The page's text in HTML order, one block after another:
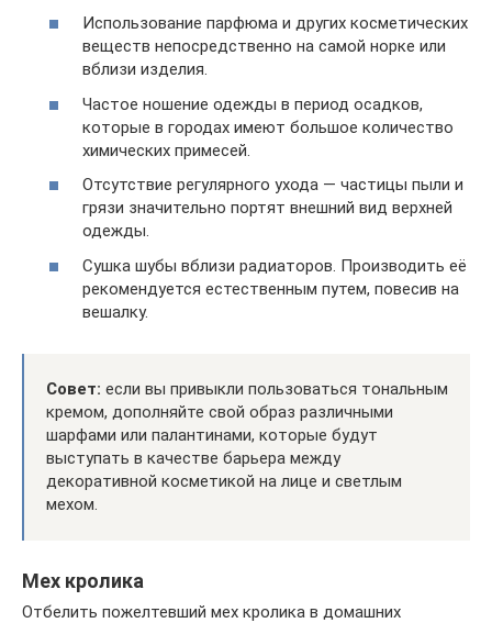
Использование парфюма и других косметических
веществ непосредственно на самой норке или
вблизи изделия.
Частое ношение одежды в период осадков,
которые в городах имеют большое количество
химических примесей.
Отсутствие регулярного ухода — частицы пыли и
грязи значительно портят внешний вид верхней
одежды.
Сушка шубы вблизи радиаторов. Производить её
рекомендуется естественным путем, повесив на
вешалку.
Совет: если вы привыкли пользоваться тональным
кремом, дополняйте свой образ различными
шарфами или палантинами, которые будут
выступать в качестве барьера между
декоративной косметикой на лице и светлым
мехом.
Мех кролика
Отбелить пожелтевший мех кролика в домашних